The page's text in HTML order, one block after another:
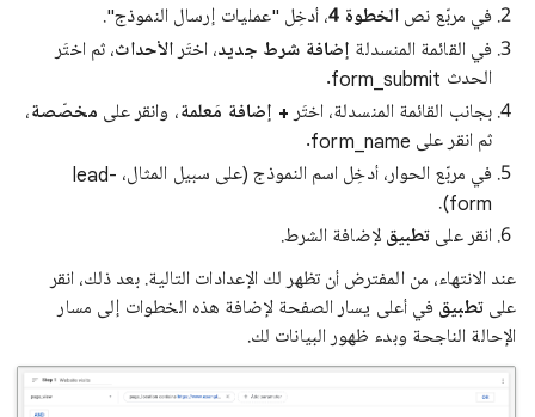
في مربّع نص الخطوة 4
، أدخِل "عمليات إرسال النموذج".
في القائمة المنسدلة إضافة شرط جديد، اختَرالأحداث، ثم اختَر
الحدث form_submit.
بجانب القائمة المنسدلة، اختَر + إضافة مَعلمة، وانقر على مخصّصة،
ثم انقر على form_name.
في مربّع الحوار، أدخِل اسم النموذج (على سبيل المثال، lead-
form).
انقر على تطبيق لإضافة الشرط.
عند الانتهاء، من المفترض أن تظهر لك الإعدادات التالية. بعد ذلك، انقر
علىتطبيق في أعلى يسار الصفحة لإضافة هذه الخطوات إلى مسار
الإحالة الناجحة وبدء ظهور البيانات لك.